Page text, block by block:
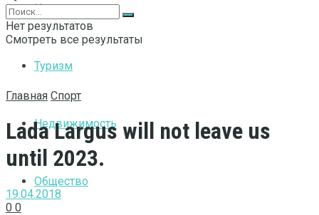
Интернет
Туризм
Недвижимость
Общество
Нет результатов
Смотреть все результаты
Главная Спорт
Lada Largus will not leave us
until 2023.
19.04.2018
0 0